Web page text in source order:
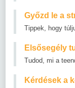
Győzd le a
Tippek, hogy
Elsősegély
Tudod, mi a
Kérdések a